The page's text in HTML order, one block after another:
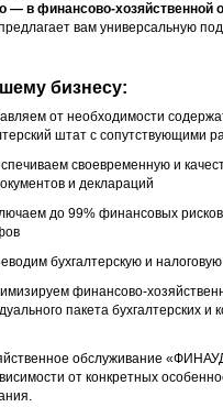
— в финансово-хозяйственной
вам универсальную
бизнесу:
от необходимости
штат с сопутствующими
своевременную и
и деклараций
до 99% финансовых
бухгалтерскую и
финансово-
пакета бухгалтерских и
обслуживание
от конкретных